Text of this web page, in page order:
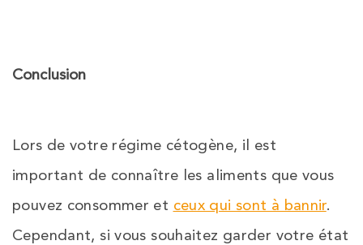
Conclusion
Lors de votre régime cétogène, il est
important de connaître les aliments que vous
pouvez consommer et ceux qui sont à bannir.
Cependant, si vous souhaitez garder votre état